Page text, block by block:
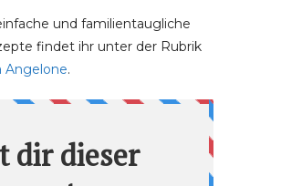
und familientaugliche
findet ihr unter der Rubrik
Angelone.